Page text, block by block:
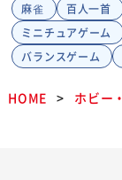
麻雀 百人一首
ミニチュアゲーム
バランスゲーム
HOME ホビー